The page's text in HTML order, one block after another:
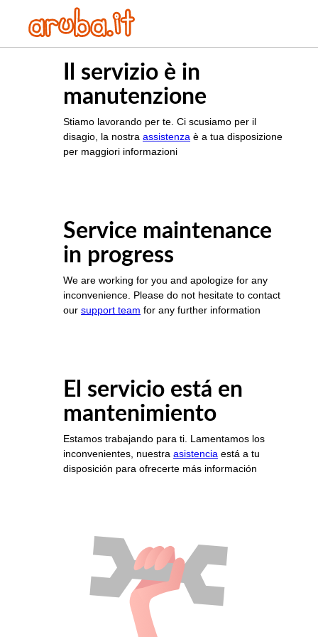
Il servizio è in
manutenzione
Stiamo lavorando per te. Ci scusiamo per il
disagio, la nostra assistenza è a tua disposizione
per maggiori informazioni
Service maintenance
in progress
We are working for you and apologize for any
inconvenience. Please do not hesitate to contact
our support team for any further information
El servicio está en
mantenimiento
Estamos trabajando para ti. Lamentamos los
inconvenientes, nuestra asistencia está a tu
disposición para ofrecerte más información